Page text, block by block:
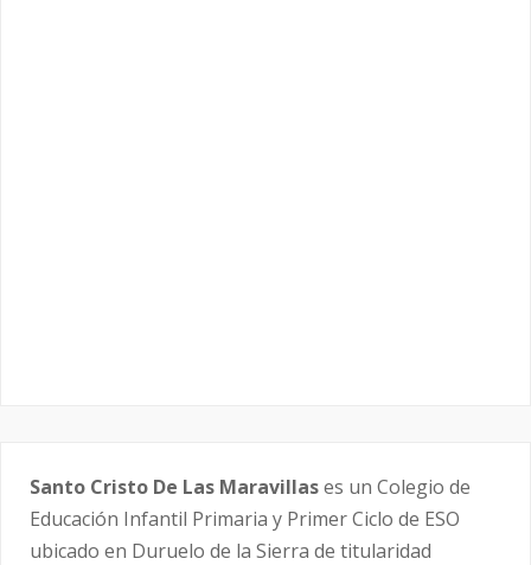
Santo Cristo De Las Maravillases un Colegio de
Educación Infantil Primaria y Primer Ciclo de ESO
ubicado en Duruelo de la Sierra de titularidad